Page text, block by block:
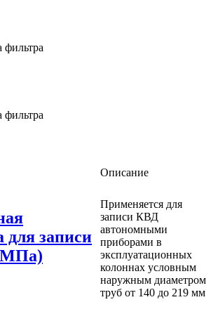
Описание
для записи
МПа)
Применяется для
записи КВД
автономными
приборами в
эксплуатационных
колоннах условным
наружным диаметром
труб от 140 до 219 мм